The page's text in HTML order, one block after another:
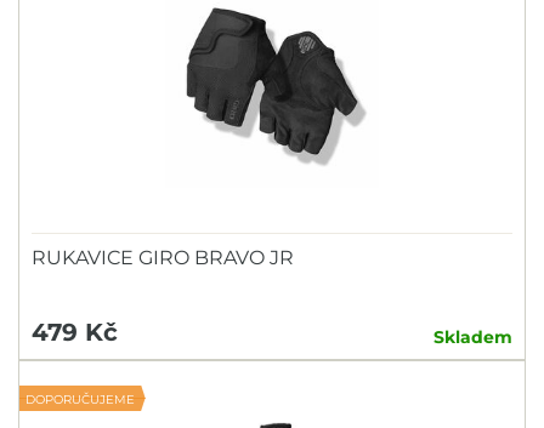
RUKAVICE GIRO BRAVO JR
479 Kč Skladem
DOPORUČUJEME